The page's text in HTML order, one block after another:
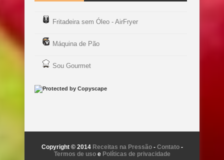
Fritadeira sem Óleo - AirFryer
Máquina de Pão
Sou Gourmet
Copyright © 2014 Receitas na Pressão- Contato-
Termos de usoe Políticas de privacidade